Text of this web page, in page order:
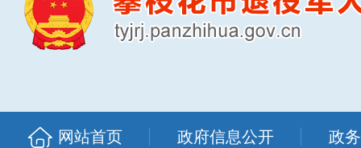
网站首页 政府信息公开 政